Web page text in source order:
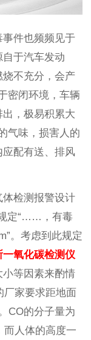
件也频频见于
于汽车发动
不充分，会产
密闭环境，车辆
，极易积累大
气味，损害人的
应配有送、排风
检测报警设计
定“……，有毒
。考虑到此规定
氧化碳检测仪
等因素来酌情
厂家要求距地面
CO的分子量为
而人体的高度一